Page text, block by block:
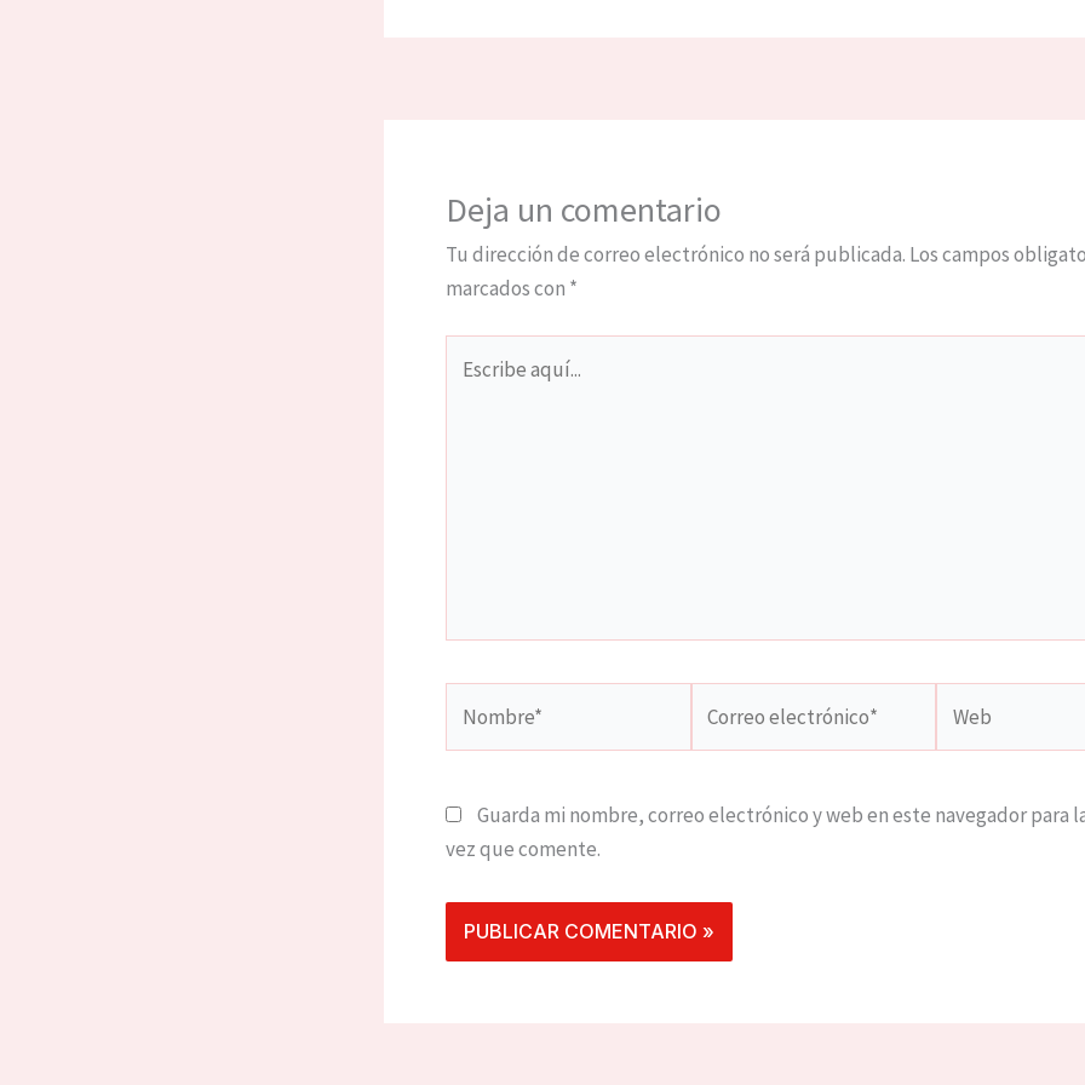
Deja un comentario
Tu dirección de correo electrónico no será publicada. Los campos
marcados con *
aquí...
electrónico*
Guarda mi nombre, correo electrónico y web en este navegador para
vez que comente.